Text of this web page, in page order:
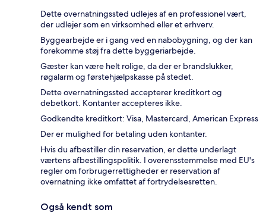
Dette overnatningssted udlejes af en professionel vært,
der udlejer som en virksomhed eller et erhverv.
Byggearbejde er i gang ved en nabobygning, og der kan
forekomme støj fra dette byggeriarbejde.
Gæster kan være helt rolige, da der er brandslukker,
røgalarm og førstehjælpskasse på stedet.
Dette overnatningssted accepterer kreditkort og
debetkort. Kontanter accepteres ikke.
Godkendte kreditkort: Visa, Mastercard, American Express
Der er mulighed for betaling uden kontanter.
Hvis du afbestiller din reservation, er dette underlagt
værtens afbestillingspolitik. I overensstemmelse med EU's
regler om forbrugerrettigheder er reservation af
overnatning ikke omfattet af fortrydelsesretten.
Også kendt som